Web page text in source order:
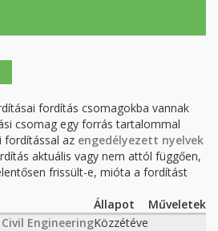
fordítás csomagokba vannak
csomag egy forrás tartalommal
fordítással az engedélyezett nyelvek
aktuális vagy nem attól függően,
frissült-e, mióta a fordítást
Állapot
Műveletek
EngineeringKözzétéve